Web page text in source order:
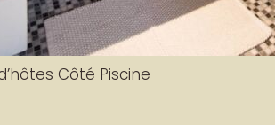
Côté Piscine